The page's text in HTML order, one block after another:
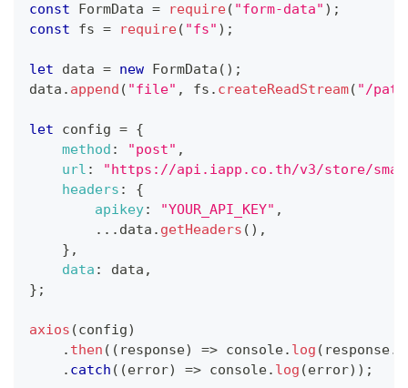
const
FormData = require( "form-data" ) ;
const fs = require( "fs" ) ;
let data = new FormData ( ) ;
data . append ( "file" , fs . createReadStream( "/
let config = {
method : "post" ,
url :
"https://api.iapp.co.th/v3/store/
headers :
{
apikey: "YOUR_API_KEY" ,
... data . getHeaders ( ) ,
} ,
data : data ,
} ;
axios (config)
. then ( ( response) => console. log ( response.
. catch ( (error) => console. log (error) ) ;